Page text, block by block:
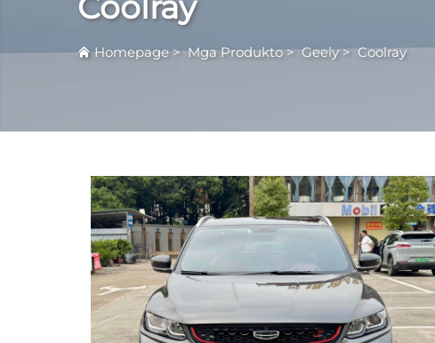
Homepage>Mga Produkto>Geely>Coolray